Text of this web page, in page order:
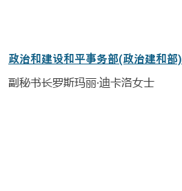
政治和建设和平事务部(政治建和部)
副秘书长罗斯玛丽·迪卡洛女士